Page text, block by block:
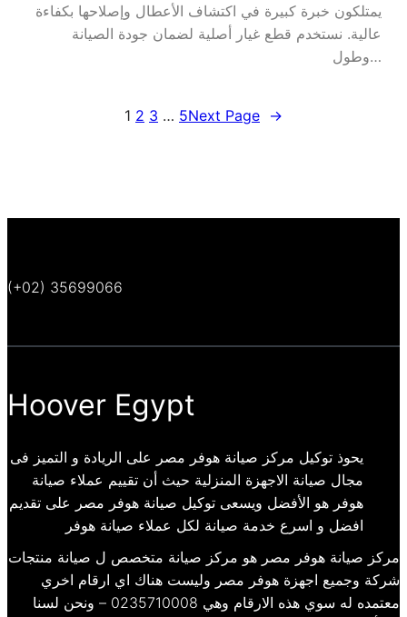
يمتلكون خبرة كبيرة في اكتشاف الأعطال وإصلاحها بكفاءة
عالية. نستخدم قطع غيار أصلية لضمان جودة الصيانة
وطول…
1 2 3 … 5Next Page →
(+02) 35699066
Hoover Egypt
يحوذ توكيل مركز صيانة هوفر مصر على الريادة و التميز فى
مجال صيانة الاجهزة المنزلية حيث أن تقييم عملاء صيانة
هوفر هو الأفضل ويسعى توكيل صيانة هوفر مصر على تقديم
افضل و اسرع خدمة صيانة لكل عملاء صيانة هوفر
مركز صيانة هوفر مصر هو مركز صيانة متخصص ل صيانة منتجات
شركة وجميع اجهزة هوفر مصر وليست هناك اي ارقام اخري
معتمده له سوي هذه الارقام وهي 0235710008 – ونحن لسنا